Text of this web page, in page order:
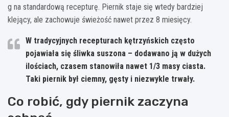
g na standardową recepturę. Piernik staje się wtedy bardziej
klejący, ale zachowuje świeżość nawet przez 8 miesięcy.
W tradycyjnych recepturach kętrzyńskich często
pojawiała się śliwka suszona – dodawano ją w dużych
ilościach, czasem stanowiła nawet 1/3 masy ciasta.
Taki piernik był ciemny, gęsty i niezwykle trwały.
Co robić, gdy piernik zaczyna